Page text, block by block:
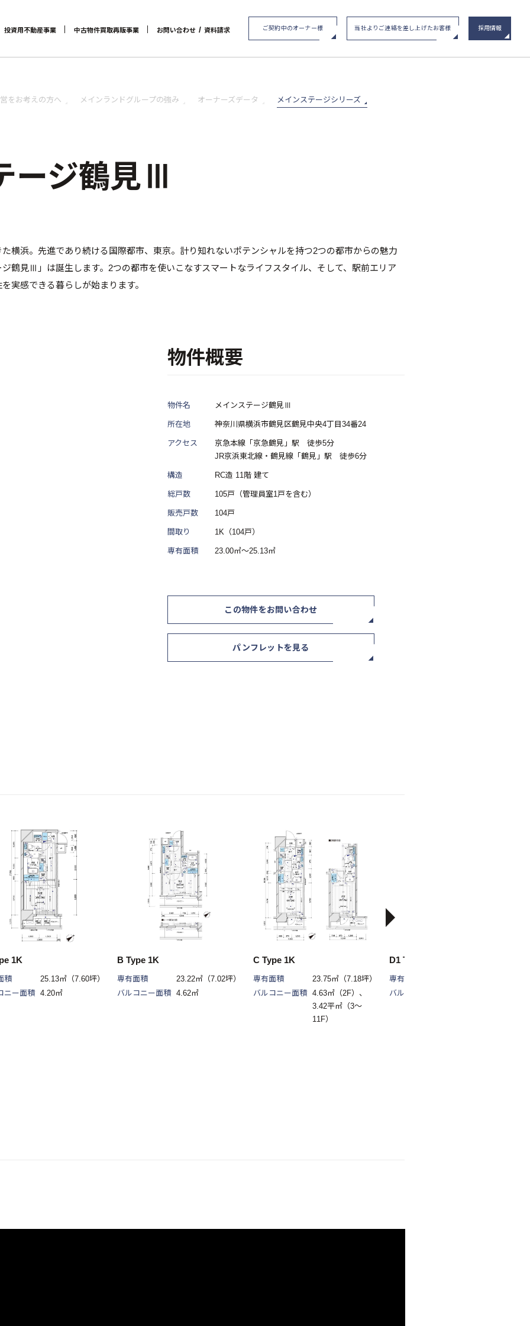
投資用不動産事業 中古物件買取再販事業 お問い合わせ / 資料請求 ご契約中のオーナー様 当社よりご連絡を差し上げたお客様 採用情報
をお考えの方へ メインランドグループの強み オーナーズデータ メインステージシリーズ
ージ鶴見Ⅲ
横浜。先進であり続ける国際都市、東京。計り知れないポテンシャルを持つ2つの都市からの魅力
鶴見Ⅲ」は誕生します。2つの都市を使いこなすスマートなライフスタイル、そして、駅前エリア
実感できる暮らしが始まります。
物件概要
物件名 メインステージ鶴見Ⅲ
所在地 神奈川県横浜市鶴見区鶴見中央4丁目34番24
アクセス
京急本線「京急鶴見」駅 徒歩5分
JR京浜東北線・鶴見線「鶴見」駅 徒歩6分
構造 RC造 11階 建て
総戸数 105戸（管理員室1戸を含む）
販売戸数 104戸
間取り 1K（104戸）
専有面積 23.00㎡～25.13㎡
この物件をお問い合わせ
パンフレットを見る
1K
積
25.13㎡（7.60坪）
ニー面積
4.20㎡
B Type 1K
専有面積
23.22㎡（7.02坪）
バルコニー面積
4.62㎡
C Type 1K
専有面積
23.75㎡（7.18坪）
バルコニー面積
4.63㎡（2F）、
3.42平㎡（3～
11F）
D1 Type 1K
専有面積
バルコニー面積